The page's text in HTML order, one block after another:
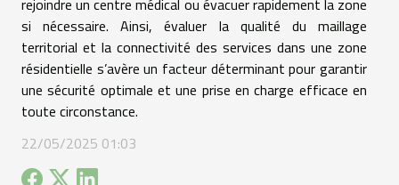
rejoindre un centre médical ou évacuer rapidement la zone
si nécessaire. Ainsi, évaluer la qualité du maillage
territorial et la connectivité des services dans une zone
résidentielle s’avère un facteur déterminant pour garantir
une sécurité optimale et une prise en charge efficace en
toute circonstance.
22/05/2025 01:03